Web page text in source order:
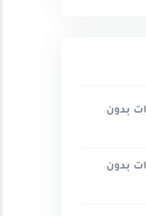
على 4 دفعات بدون
على 4 دفعات بدون